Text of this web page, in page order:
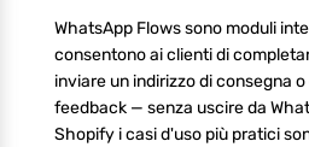
WhatsApp Flows sono moduli
consentono ai clienti di
inviare un indirizzo di consegna
feedback — senza uscire da
Shopify i casi d'uso più pratici